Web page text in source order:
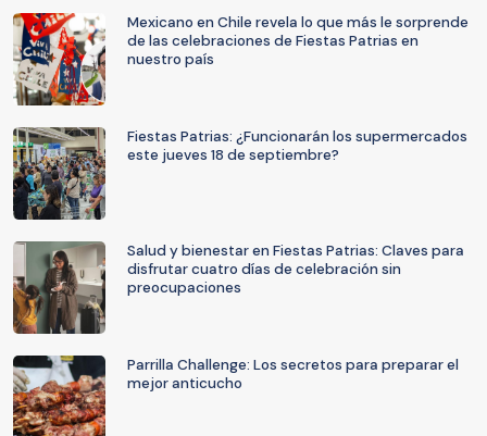
Mexicano en Chile revela lo que más le sorprende
de las celebraciones de Fiestas Patrias en
nuestro país
Fiestas Patrias: ¿Funcionarán los supermercados
este jueves 18 de septiembre?
Salud y bienestar en Fiestas Patrias: Claves para
disfrutar cuatro días de celebración sin
preocupaciones
Parrilla Challenge: Los secretos para preparar el
mejor anticucho